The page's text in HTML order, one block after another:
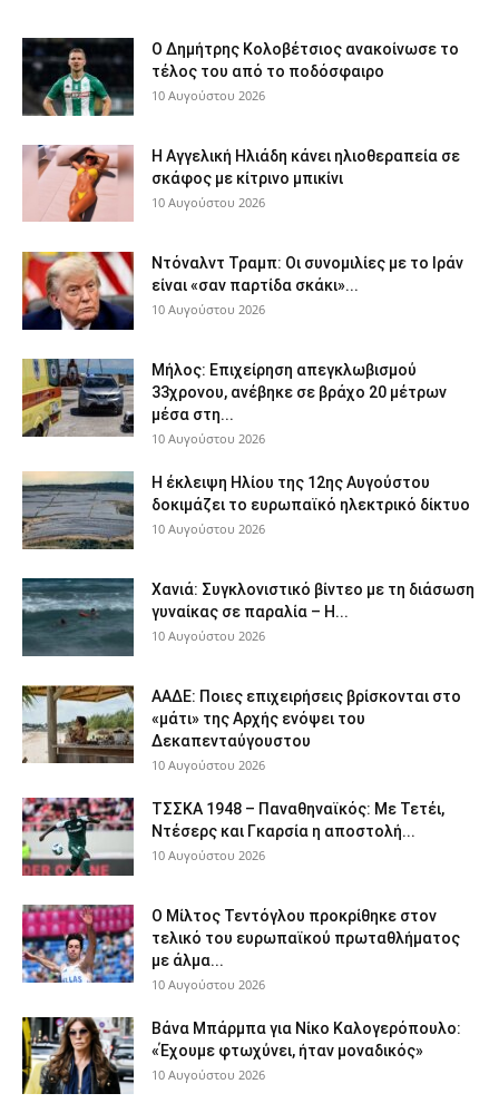
Ο Δημήτρης Κολοβέτσιος ανακοίνωσε το
τέλος του από το ποδόσφαιρο
10 Αυγούστου 2026
H Αγγελική Ηλιάδη κάνει ηλιοθεραπεία σε
σκάφος με κίτρινο μπικίνι
10 Αυγούστου 2026
Ντόναλντ Τραμπ: Οι συνομιλίες με το Ιράν
είναι «σαν παρτίδα σκάκι»...
10 Αυγούστου 2026
Μήλος: Επιχείρηση απεγκλωβισμού
33χρονου, ανέβηκε σε βράχο 20 μέτρων
μέσα στη...
10 Αυγούστου 2026
Η έκλειψη Ηλίου της 12ης Αυγούστου
δοκιμάζει το ευρωπαϊκό ηλεκτρικό δίκτυο
10 Αυγούστου 2026
Χανιά: Συγκλονιστικό βίντεο με τη διάσωση
γυναίκας σε παραλία – Η...
10 Αυγούστου 2026
ΑΑΔΕ: Ποιες επιχειρήσεις βρίσκονται στο
«μάτι» της Αρχής ενόψει του
Δεκαπενταύγουστου
10 Αυγούστου 2026
ΤΣΣΚΑ 1948 – Παναθηναϊκός: Με Τετέι,
Ντέσερς και Γκαρσία η αποστολή...
10 Αυγούστου 2026
Ο Μίλτος Τεντόγλου προκρίθηκε στον
τελικό του ευρωπαϊκού πρωταθλήματος
με άλμα...
10 Αυγούστου 2026
Βάνα Μπάρμπα για Νίκο Καλογερόπουλο:
«Έχουμε φτωχύνει, ήταν μοναδικός»
10 Αυγούστου 2026